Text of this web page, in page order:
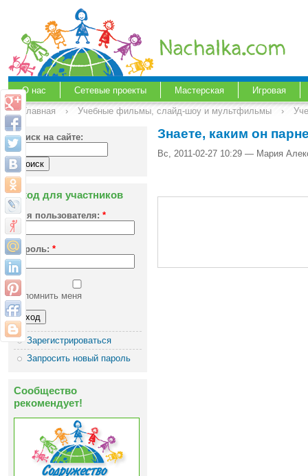
О нас Сетевые проекты Мастерская
Игровая
Главная
› Учебные фильмы, слайд-шоу и мультфильмы ›
Поиск на сайте:
Вход для участников
Имя пользователя: *
Пароль: *
Запомнить меня
Зарегистрироваться
Запросить новый пароль
Сообщество
рекомендует!
Знаете, каким он
Вс, 2011-02-27 10:29 — Мария